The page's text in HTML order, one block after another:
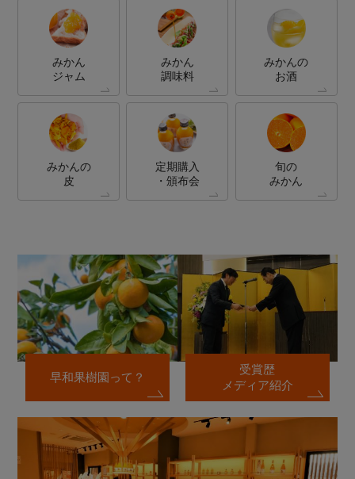
みかん
ジャム
みかん
調味料
みかんの
お酒
みかんの
皮
定期購入
・頒布会
旬の
みかん
早和果樹園って？
受賞歴
メディア紹介